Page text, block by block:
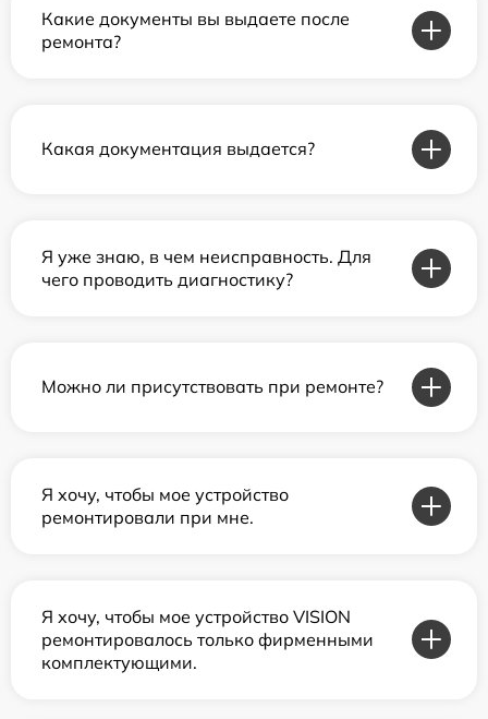
Какие документы вы выдаете после
ремонта?
Какая документация выдается?
Я уже знаю, в чем неисправность. Для
чего проводить диагностику?
Можно ли присутствовать при ремонте?
Я хочу, чтобы мое устройство
ремонтировали при мне.
Я хочу, чтобы мое устройство VISION
ремонтировалось только фирменными
комплектующими.